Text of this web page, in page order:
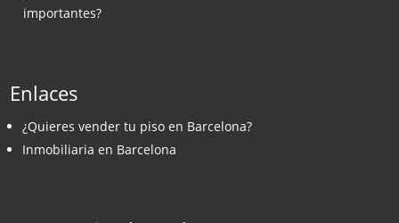
importantes?
Enlaces
¿Quieres vender tu piso en Barcelona?
Inmobiliaria en Barcelona